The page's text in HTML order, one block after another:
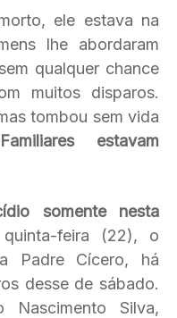
ele estava na
lhe abordaram
qualquer chance
muitos disparos.
tombou sem vida
estavam
somente nesta
feira (22), o
Padre Cícero, há
desse de sábado.
Nascimento Silva,